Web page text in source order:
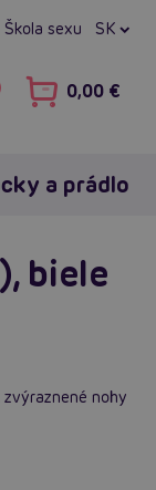
Škola sexu SK
0,00 €
a prádlo
biele
nohy